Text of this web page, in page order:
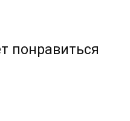
понравиться